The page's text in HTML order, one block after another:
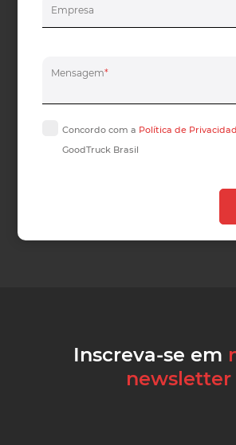
Empresa
Mensagem*
Concordo com a Política de
GoodTruck Brasil
Inscreva-se em
newsletter